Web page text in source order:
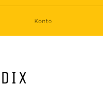
Konto